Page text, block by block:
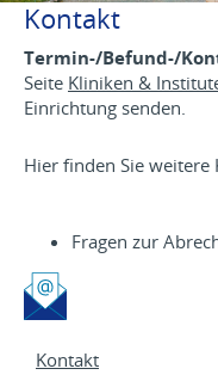
Kontakt
Termin-/Befund-/
Seite Kliniken &
Einrichtung senden.
Hier finden Sie
Fragen zur
Kontakt